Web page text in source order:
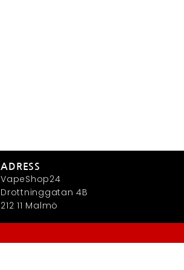
ADRESS
VapeShop24
Drottninggatan 4B
212 11 Malmö